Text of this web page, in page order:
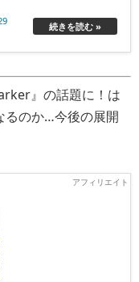
続きを読む »
』の話題に！は
るのか…今後の展開